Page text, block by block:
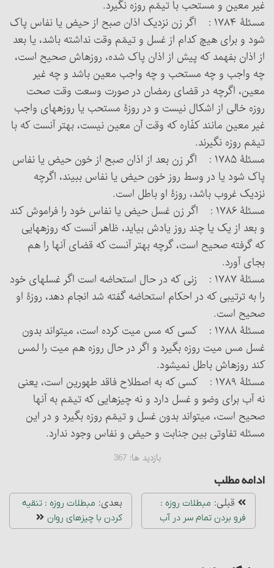
غیر معین و مستحب با تیمّم روزه نگیرد.
مسئلۀ ۱۷۸۴ : اگر زن نزدیک اذان صبح از حیض یا نفاس پاک
شود و برای هیچ کدام از غسل و تیمّم وقت نداشته باشد، یا بعد
از اذان بفهمد که پیش از اذان پاک شده، روزه‏اش صحیح است،
چه واجب و چه مستحب و چه واجب معین باشد و چه غیر
معین، اگرچه در قضای رمضان در صورت وسعت وقت صحت
روزه خالی از اشکال نیست و در روزۀ مستحب یا روزه‏های واجب
غیر معین مانند کفّاره که وقت آن معین نیست، بهتر آنست که با
تیمّم روزه نگیرند.
مسئلۀ ۱۷۸۵ : اگر زن بعد از اذان صبح از خون حیض یا نفاس
پاک شود یا در وسط روز خون حیض یا نفاس ببیند، اگرچه
نزدیک غروب باشد، روزۀ او باطل است.
مسئلۀ ۱۷۸۶ : اگر زن غسل حیض یا نفاس خود را فراموش کند
و بعد از یک یا چند روز یادش بیاید، ظاهر آنست که روزه‏هایی
که گرفته صحیح است، گرچه بهتر آنست که قضای آنها را هم
بجای آورد.
مسئلۀ ۱۷۸۷ : زنی که در حال استحاضه است اگر غسلهای خود
را به ترتیبی که در احکام استحاضه گفته شد انجام دهد، روزۀ او
صحیح است.
مسئلۀ ۱۷۸۸ : کسی که مس میت کرده است، می‏تواند بدون
غسل مس میت روزه بگیرد و اگر در حال روزه هم میت را لمس
کند روزه‏اش باطل نمی‏شود.
مسئلۀ ۱۷۸۹ : کسی که به اصطلاح فاقد طهورین است، یعنی
نه آب برای وضو و غسل دارد و نه چیزهایی که تیمّم به آنها
صحیح است، می‏تواند بدون غسل و تیمّم روزه بگیرد و در این
مسئله تفاوتی بین جنابت و حیض و نفاس وجود ندارد.
بازدید ها: 367
ادامه مطلب
قبلی: مبطلات روزه :
فرو بردن تمام سر در آب
بعدی: مبطلات روزه : تنقیه
کردن با چیزهای روان